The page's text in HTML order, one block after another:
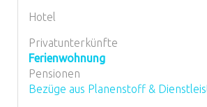
Hotel
Privatunterkünfte
Ferienwohnung
Pensionen
Bezüge aus Planenstoff &